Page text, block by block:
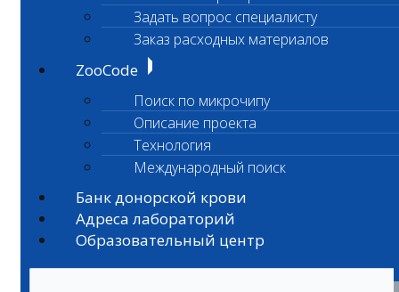
Задать вопрос специалисту
Заказ расходных материалов
ZooCode
Поиск по микрочипу
Описание проекта
Технология
Международный поиск
Банк донорской крови
Адреса лабораторий
Образовательный центр